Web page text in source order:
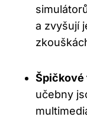
a zvyšují
učebny